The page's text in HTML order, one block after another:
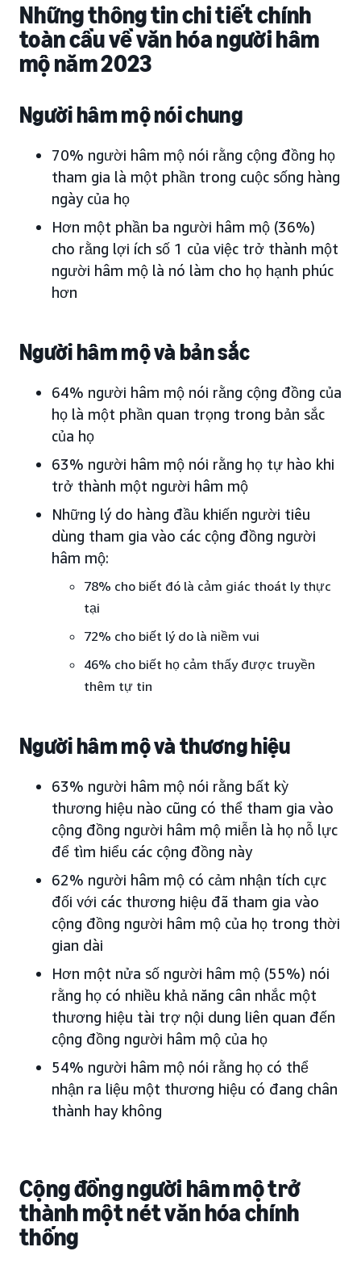
Những thông tin chi tiết chính
toàn cầu về văn hóa người hâm
mộ năm 2023
Người hâm mộ nói chung
70% người hâm mộ nói rằng cộng đồng họ
tham gia là một phần trong cuộc sống hàng
ngày của họ
Hơn một phần ba người hâm mộ (36%)
cho rằng lợi ích số 1 của việc trở thành một
người hâm mộ là nó làm cho họ hạnh phúc
hơn
Người hâm mộ và bản sắc
64% người hâm mộ nói rằng cộng đồng của
họ là một phần quan trọng trong bản sắc
của họ
63% người hâm mộ nói rằng họ tự hào khi
trở thành một người hâm mộ
Những lý do hàng đầu khiến người tiêu
dùng tham gia vào các cộng đồng người
hâm mộ:
78% cho biết đó là cảm giác thoát ly thực
tại
72% cho biết lý do là niềm vui
46% cho biết họ cảm thấy được truyền
thêm tự tin
Người hâm mộ và thương hiệu
63% người hâm mộ nói rằng bất kỳ
thương hiệu nào cũng có thể tham gia vào
cộng đồng người hâm mộ miễn là họ nỗ lực
để tìm hiểu các cộng đồng này
62% người hâm mộ có cảm nhận tích cực
đối với các thương hiệu đã tham gia vào
cộng đồng người hâm mộ của họ trong thời
gian dài
Hơn một nửa số người hâm mộ (55%) nói
rằng họ có nhiều khả năng cân nhắc một
thương hiệu tài trợ nội dung liên quan đến
cộng đồng người hâm mộ của họ
54% người hâm mộ nói rằng họ có thể
nhận ra liệu một thương hiệu có đang chân
thành hay không
Cộng đồng người hâm mộ trở
thành một nét văn hóa chính
thống